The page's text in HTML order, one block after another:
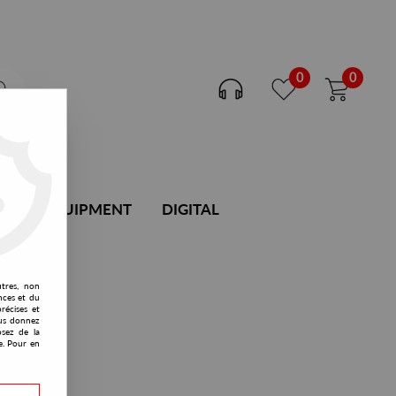
0 0
DJ EQUIPMENT DIGITAL
non
et du
et
donnez
de la
Pour en